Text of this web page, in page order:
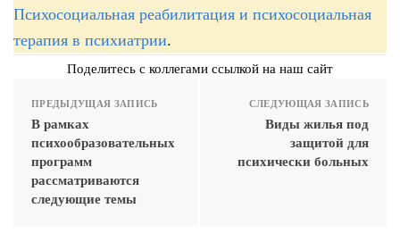
Психосоциальная реабилитация и психосоциальная
терапия в психиатрии.
Поделитесь с коллегами ссылкой на наш сайт
ПРЕДЫДУЩАЯ ЗАПИСЬ
В рамках
психообразовательных
программ
рассматриваются
следующие темы
СЛЕДУЮЩАЯ ЗАПИСЬ
Виды жилья под
защитой для
психически больных